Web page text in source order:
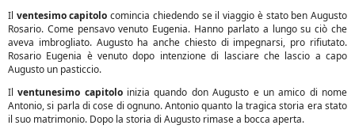
Il ventesimo capitolo comincia chiedendo se il viaggio è stato ben Augusto
Rosario. Come pensavo venuto Eugenia. Hanno parlato a lungo su ciò che
aveva imbrogliato. Augusto ha anche chiesto di impegnarsi, pro rifiutato.
Rosario Eugenia è venuto dopo intenzione di lasciare che lascio a capo
Augusto un pasticcio.
Ilventunesimo capitoloinizia quando don Augusto e un amico di nome
Antonio, si parla di cose di ognuno. Antonio quanto la tragica storia era stato
il suo matrimonio. Dopo la storia di Augusto rimase a bocca aperta.